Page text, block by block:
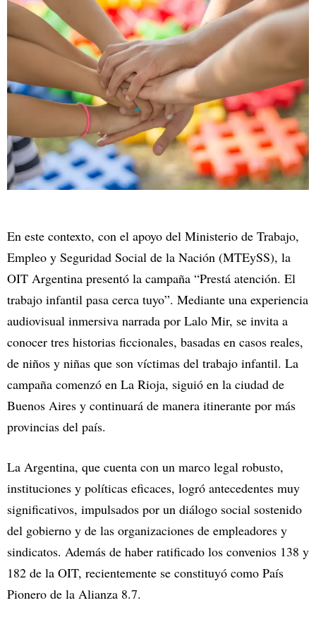
En este contexto, con el apoyo del Ministerio de Trabajo,
Empleo y Seguridad Social de la Nación (MTEySS), la
OIT Argentina presentó la campaña “Prestá atención. El
trabajo infantil pasa cerca tuyo”. Mediante una experiencia
audiovisual inmersiva narrada por Lalo Mir, se invita a
conocer tres historias ficcionales, basadas en casos reales,
de niños y niñas que son víctimas del trabajo infantil. La
campaña comenzó en La Rioja, siguió en la ciudad de
Buenos Aires y continuará de manera itinerante por más
provincias del país.
La Argentina, que cuenta con un marco legal robusto,
instituciones y políticas eficaces, logró antecedentes muy
significativos, impulsados por un diálogo social sostenido
del gobierno y de las organizaciones de empleadores y
sindicatos. Además de haber ratificado los convenios 138 y
182 de la OIT, recientemente se constituyó como País
Pionero de la Alianza 8.7.